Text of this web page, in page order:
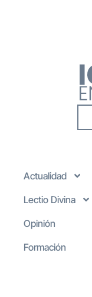
Actualidad
Lectio Divina
Opinión
Formación